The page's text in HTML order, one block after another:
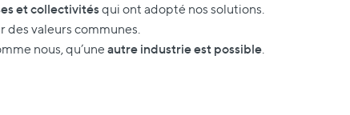
et collectivitésqui ont adopté nos solutions.
des valeurs communes.
nous, qu’une autre industrie est possible.